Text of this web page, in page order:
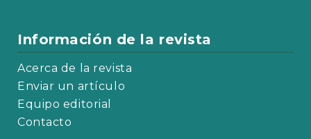
Información de la revista
Acerca de la revista
Enviar un artículo
Equipo editorial
Contacto